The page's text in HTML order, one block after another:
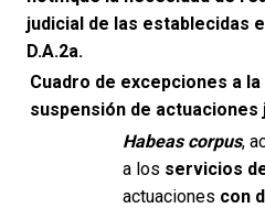
judicial de las establecidas
D.A.2a.
Cuadro de excepciones a
suspensión de actuaciones
Habeas corpus,
a los servicios
actuaciones con